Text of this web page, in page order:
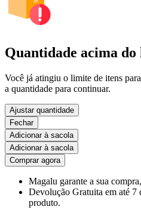
Quantidade acima
Você já atingiu o limite de itens
a quantidade para continuar.
Ajustar quantidade
Fechar
Adicionar à sacola
Adicionar à sacola
Comprar agora
Magalu garante a sua
Devolução Gratuita em até 7
produto.